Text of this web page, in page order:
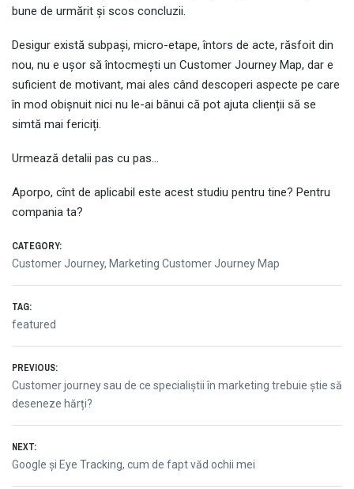
bune de urmărit și scos concluzii.
Desigur există subpași, micro-etape, întors de acte, răsfoit din
nou, nu e ușor să întocmești un Customer Journey Map, dar e
suficient de motivant, mai ales când descoperi aspecte pe care
în mod obișnuit nici nu le-ai bănui că pot ajuta clienții să se
simtă mai fericiți.
Urmează detalii pas cu pas…
Aporpo, cînt de aplicabil este acest studiu pentru tine? Pentru
compania ta?
CATEGORY:
Customer Journey, Marketing Customer Journey Map
TAG:
featured
Post
navigation
PREVIOUS:
Previous
post:
Customer journey sau de ce specialiștii în marketing trebuie știe să
deseneze hărți?
NEXT:
Next
post:
Google și Eye Tracking, cum de fapt văd ochii mei